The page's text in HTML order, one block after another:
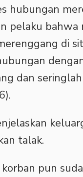
hubungan
pelaku
di
dan
talak.
korban pun